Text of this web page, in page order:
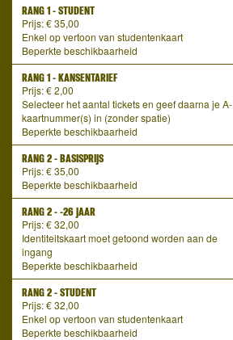
RANG 1 - STUDENT
Prijs: € 35,00
Enkel op vertoon van studentenkaart
Beperkte beschikbaarheid
RANG 1 - KANSENTARIEF
Prijs: € 2,00
Selecteer het aantal tickets en geef daarna je A-
kaartnummer(s) in (zonder spatie)
Beperkte beschikbaarheid
RANG 2 - BASISPRIJS
Prijs: € 35,00
Beperkte beschikbaarheid
RANG 2 - -26 JAAR
Prijs: € 32,00
Identiteitskaart moet getoond worden aan de
ingang
Beperkte beschikbaarheid
RANG 2 - STUDENT
Prijs: € 32,00
Enkel op vertoon van studentenkaart
Beperkte beschikbaarheid